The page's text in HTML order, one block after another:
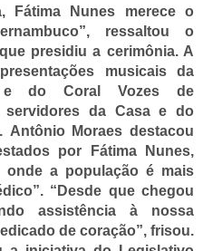
Fátima Nunes merece o
ressaltou o
presidiu a cerimônia. A
musicais da
e do Coral Vozes de
servidores da Casa e do
Antônio Moraes destacou
por Fátima Nunes,
onde a população é mais
“Desde que chegou
assistência à nossa
de coração”, frisou.